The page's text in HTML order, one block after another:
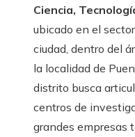
Ciencia,
ubicado en el
ciudad, dentro del
la localidad de
distrito busca
centros de
grandes empresas